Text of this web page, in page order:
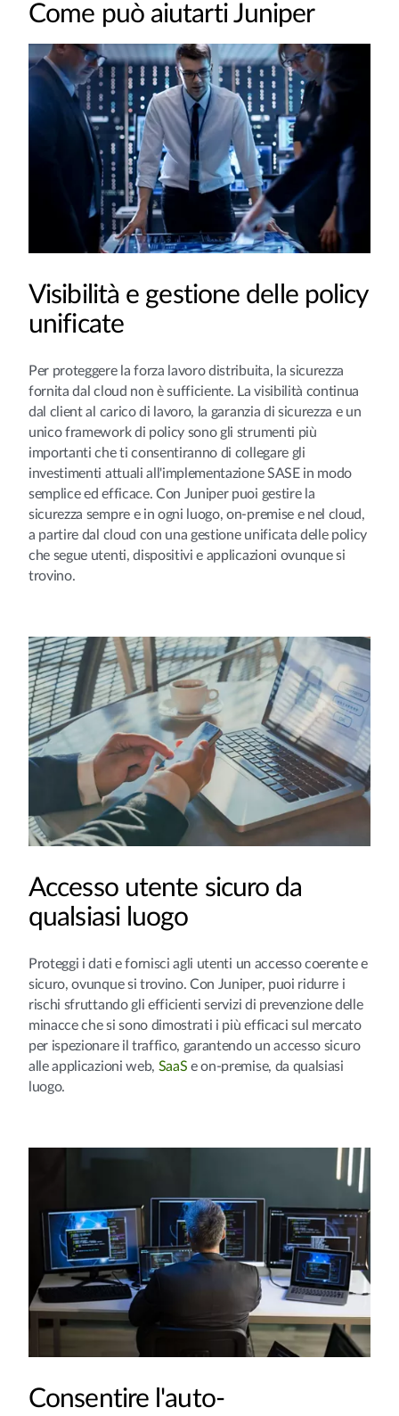
Come può aiutarti Juniper
Visibilità e gestione delle policy
unificate
Per proteggere la forza lavoro distribuita, la sicurezza
fornita dal cloud non è sufficiente. La visibilità continua
dal client al carico di lavoro, la garanzia di sicurezza e un
unico framework di policy sono gli strumenti più
importanti che ti consentiranno di collegare gli
investimenti attuali all'implementazione SASE in modo
semplice ed efficace. Con Juniper puoi gestire la
sicurezza sempre e in ogni luogo, on-premise e nel cloud,
a partire dal cloud con una gestione unificata delle policy
che segue utenti, dispositivi e applicazioni ovunque si
trovino.
Accesso utente sicuro da
qualsiasi luogo
Proteggi i dati e fornisci agli utenti un accesso coerente e
sicuro, ovunque si trovino. Con Juniper, puoi ridurre i
rischi sfruttando gli efficienti servizi di prevenzione delle
minacce che si sono dimostrati i più efficaci sul mercato
per ispezionare il traffico, garantendo un accesso sicuro
alle applicazioni web, SaaS e on-premise, da qualsiasi
luogo.
Consentire l'auto-